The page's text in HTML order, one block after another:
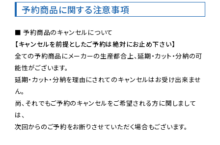
予約商品に関する注意事項
【キャンセルを前提としたご予約は絶対にお止め下さい】
全ての予約商品にメーカーの生産都合上、延期・カット・分納の可
能性がございます。
延期・カット・分納を理由にされてのキャンセルはお受け出来ませ
ん。
尚、それでもご予約のキャンセルをご希望される方に関しまして
は、
次回からのご予約をお断りさせていただく場合もございます。